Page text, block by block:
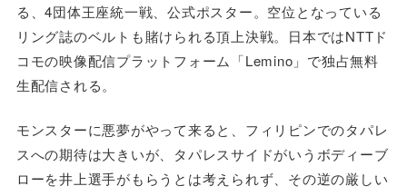
る、4団体王座統一戦、公式ポスター。空位となっている
リング誌のベルトも賭けられる頂上決戦。日本ではNTTド
コモの映像配信プラットフォーム「Lemino」で独占無料
生配信される。
モンスターに悪夢がやって来ると、フィリピンでのタパレ
スへの期待は大きいが、タパレスサイドがいうボディーブ
ローを井上選手がもらうとは考えられず、その逆の厳しい